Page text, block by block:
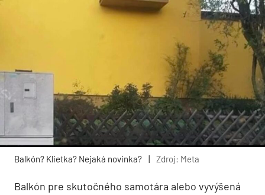
Balkón? Klietka? Nejaká novinka? | Zdroj: Meta
Balkón pre skutočného samotára alebo vyvýšená